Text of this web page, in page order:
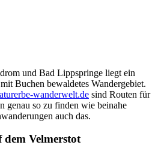
und Bad Lippspringe liegt ein
Buchen bewaldetes Wandergebiet.
wanderwelt.de sind Routen für
genau so zu finden wie beinahe
auch das.